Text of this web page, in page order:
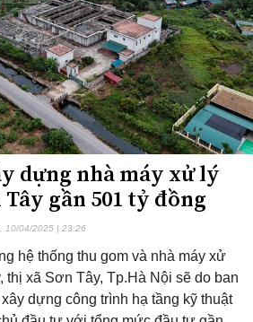
dựng nhà máy xử lý
gần 501 tỷ đồng
10/04/2025 | 23:26
hệ thống thu gom và nhà máy xử
thị xã Sơn Tây, Tp.Hà Nội sẽ do ban
dựng công trình hạ tầng kỹ thuật